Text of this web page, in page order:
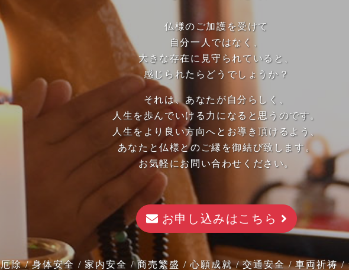
仏様のご加護を受けて
自分一人ではなく、
大きな存在に見守られていると、
感じられたらどうでしょうか？
それは、あなたが自分らしく、
人生を歩んでいける力になると思うのです。
人生をより良い方向へとお導き頂けるよう、
あなたと仏様とのご縁を御結び致します。
お気軽にお問い合わせください。
お申し込みはこちら
厄除 / 身体安全 / 家内安全 / 商売繁盛 / 心願成就 / 交通安全 / 車両祈祷 /